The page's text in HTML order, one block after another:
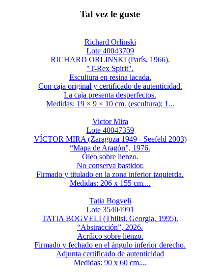
Tal vez le guste
Richard Orlinski
Lote 40043709
RICHARD ORLINSKI (París, 1966).
"T-Rex Spirit".
Escultura en resina lacada.
Con caja original y certificado de autenticidad.
La caja presenta desperfectos.
Medidas: 19 × 9 × 10 cm. (escultura); 1...
Victor Mira
Lote 40047359
VÍCTOR MIRA (Zaragoza 1949 - Seefeld 2003)
“Mapa de Aragón”, 1976.
Óleo sobre lienzo.
No conserva bastidor.
Firmado y titulado en la zona inferior izquierda.
Medidas: 206 x 155 cm....
Tatia Bogveli
Lote 35404991
TATIA BOGVELI (Tbilisi, Georgia, 1995).
“Abstracción”, 2026.
Acrílico sobre lienzo.
Firmado y fechado en el ángulo inferior derecho.
Adjunta certificado de autenticidad
Medidas: 90 x 60 cm....